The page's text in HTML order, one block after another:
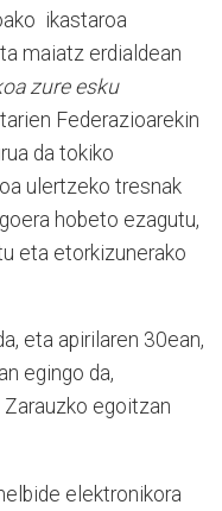
ikastaroa
maiatz erdialdean
zure esku
Federazioarekin
da tokiko
ulertzeko tresnak
hobeto ezagutu,
eta etorkizunerako
eta apirilaren 30ean,
egingo da,
egoitzan
elektronikora